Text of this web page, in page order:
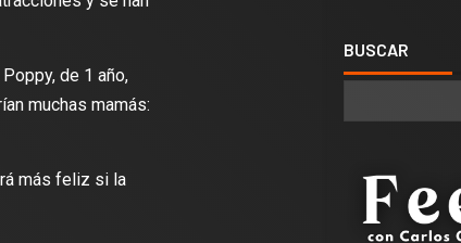
de 1 año,
muchas mamás:
más feliz si la
BUSCAR